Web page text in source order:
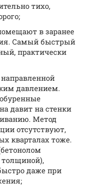
тихо,
в заранее
Самый быстрый
практически
давлением.
давит на стенки
Метод
отсутствуют,
кварталах тоже.
толщиной),
даже при